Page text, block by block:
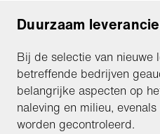
Duurzaam
Bij de selectie van nieuwe
betreffende bedrijven
belangrijke aspecten op
naleving en milieu,
worden gecontroleerd.